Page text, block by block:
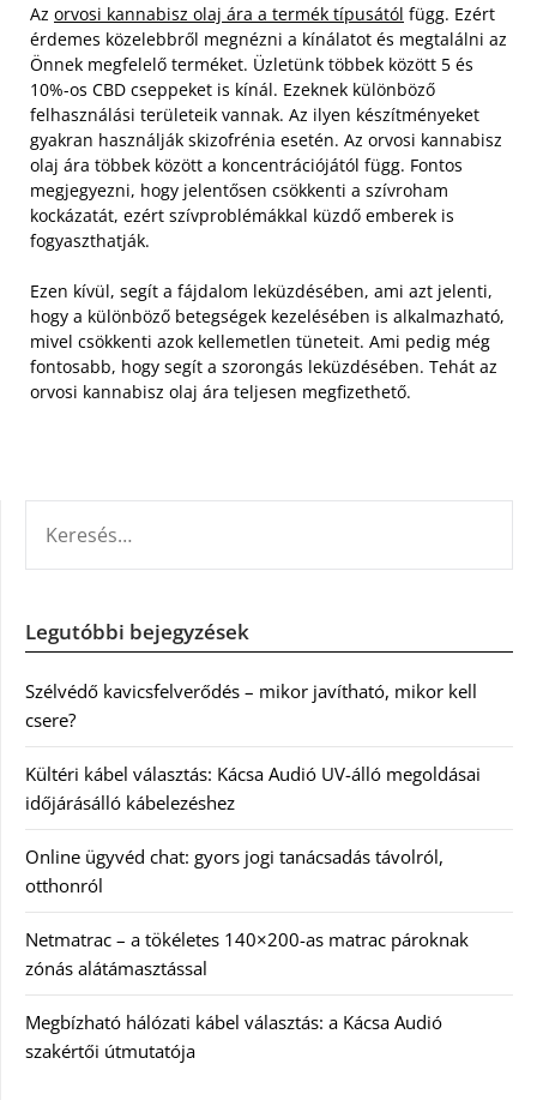
Az orvosi kannabisz olaj ára a termék típusától függ. Ezért
érdemes közelebbről megnézni a kínálatot és megtalálni az
Önnek megfelelő terméket. Üzletünk többek között 5 és
10%-os CBD cseppeket is kínál. Ezeknek különböző
felhasználási területeik vannak. Az ilyen készítményeket
gyakran használják skizofrénia esetén. Az orvosi kannabisz
olaj ára többek között a koncentrációjától függ. Fontos
megjegyezni, hogy jelentősen csökkenti a szívroham
kockázatát, ezért szívproblémákkal küzdő emberek is
fogyaszthatják.
Ezen kívül, segít a fájdalom leküzdésében, ami azt jelenti,
hogy a különböző betegségek kezelésében is alkalmazható,
mivel csökkenti azok kellemetlen tüneteit. Ami pedig még
fontosabb, hogy segít a szorongás leküzdésében. Tehát az
orvosi kannabisz olaj ára teljesen megfizethető.
Legutóbbi bejegyzések
Szélvédő kavicsfelverődés – mikor javítható, mikor kell
csere?
Kültéri kábel választás: Kácsa Audió UV-álló megoldásai
időjárásálló kábelezéshez
Online ügyvéd chat: gyors jogi tanácsadás távolról,
otthonról
Netmatrac – a tökéletes 140×200-as matrac pároknak
zónás alátámasztással
Megbízható hálózati kábel választás: a Kácsa Audió
szakértői útmutatója